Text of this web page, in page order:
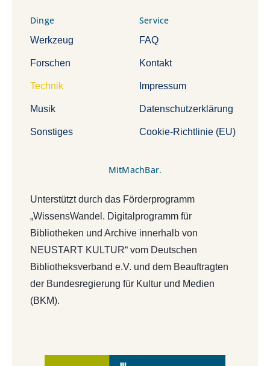
Dinge
Werkzeug
Forschen
Technik
Musik
Sonstiges
Service
FAQ
Kontakt
Impressum
Datenschutzerklärung
Cookie-Richtlinie (EU)
MitMachBar.
Unterstützt durch das Förderprogramm
„WissensWandel. Digitalprogramm für
Bibliotheken und Archive innerhalb von
NEUSTART KULTUR“ vom Deutschen
Bibliotheksverband e.V. und dem Beauftragten
der Bundesregierung für Kultur und Medien
(BKM).